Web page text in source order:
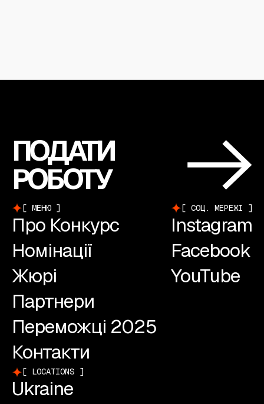
ПОДАТИ
РОБОТУ
МЕНЮ
Про Конкурс
Номінації
Жюрі
Партнери
Переможці 2025
Контакти
СОЦ. МЕРЕЖІ
Instagram
Facebook
YouTube
LOCATIONS
Ukraine